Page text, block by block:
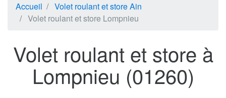
Accueil
Volet roulant et store Ain
Volet roulant et store Lompnieu
Volet roulant et store à
Lompnieu (01260)